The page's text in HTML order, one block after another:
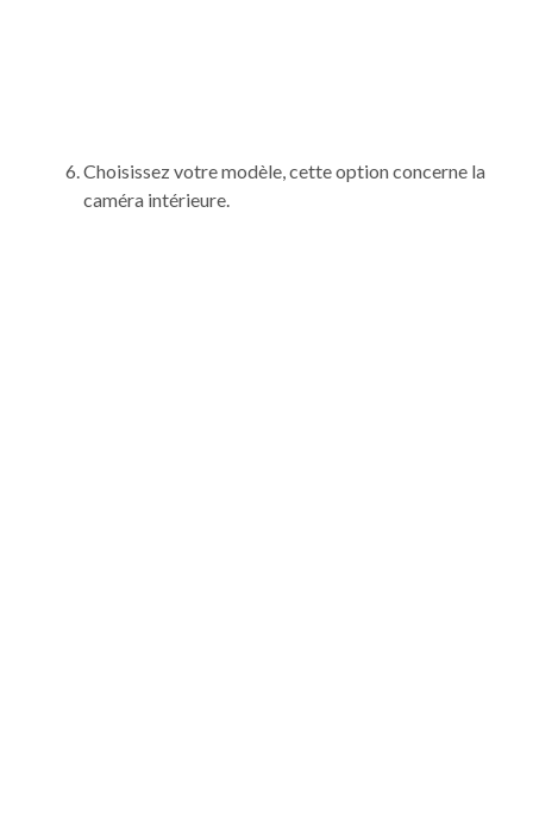
Choisissez votre modèle, cette option concerne la
caméra intérieure.